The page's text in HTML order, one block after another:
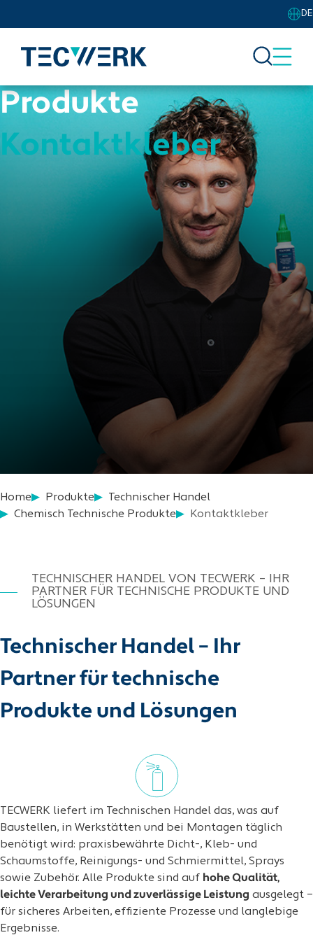
DE
Produkte
Kontaktkleber
Home Produkte
Technischer Handel
Chemisch Technische Produkte
Kontaktkleber
Technischer Handel – Ihr
Partner für technische
Produkte und Lösungen
TECHNISCHER HANDEL VON TECWERK – IHR
PARTNER FÜR TECHNISCHE PRODUKTE UND
LÖSUNGEN
TECWERK liefert im Technischen Handel das, was auf
Baustellen, in Werkstätten und bei Montagen täglich
benötigt wird: praxisbewährte Dicht-, Kleb- und
Schaumstoffe, Reinigungs- und Schmiermittel, Sprays
sowie Zubehör. Alle Produkte sind auf hohe Qualität,
leichte Verarbeitung und zuverlässige Leistung ausgelegt –
für sicheres Arbeiten, effiziente Prozesse und langlebige
Ergebnisse.